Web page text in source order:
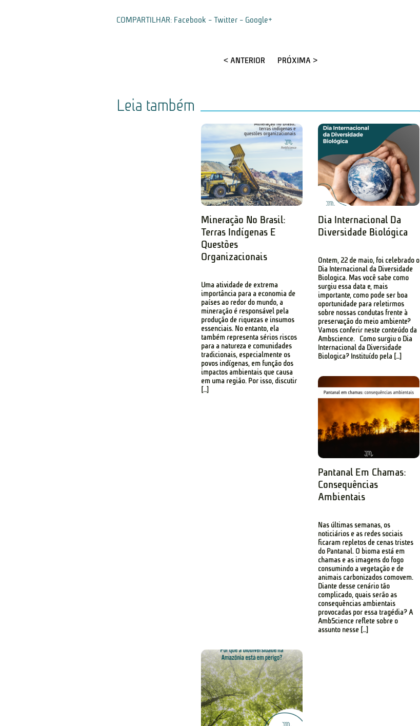
COMPARTILHAR: Facebook - Twitter - Google+
< ANTERIOR PRÓXIMA >
Leia também
Mineração No Brasil:
Terras Indígenas E
Questões
Organizacionais
Uma atividade de extrema
importância para a economia de
países ao redor do mundo, a
mineração é responsável pela
produção de riquezas e insumos
essenciais. No entanto, ela
também representa sérios riscos
para a natureza e comunidades
tradicionais, especialmente os
povos indígenas, em função dos
impactos ambientais que causa
em uma região. Por isso, discutir
[…]
Dia Internacional Da
Diversidade Biológica
Ontem, 22 de maio, foi celebrado o
Dia Internacional da Diversidade
Biológica. Mas você sabe como
surgiu essa data e, mais
importante, como pode ser boa
oportunidade para reletirmos
sobre nossas condutas frente à
preservação do meio ambiente?
Vamos conferir neste conteúdo da
Ambscience. Como surgiu o Dia
Internacional da Diversidade
Biológica? Instituído pela […]
Pantanal Em Chamas:
Consequências
Ambientais
Nas últimas semanas, os
noticiários e as redes sociais
ficaram repletos de cenas tristes
do Pantanal. O bioma está em
chamas e as imagens do fogo
consumindo a vegetação e de
animais carbonizados comovem.
Diante desse cenário tão
complicado, quais serão as
consequências ambientais
provocadas por essa tragédia? A
AmbScience reflete sobre o
assunto nesse […]